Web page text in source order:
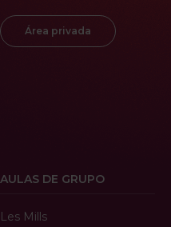
Área privada
AULAS DE GRUPO
Les Mills